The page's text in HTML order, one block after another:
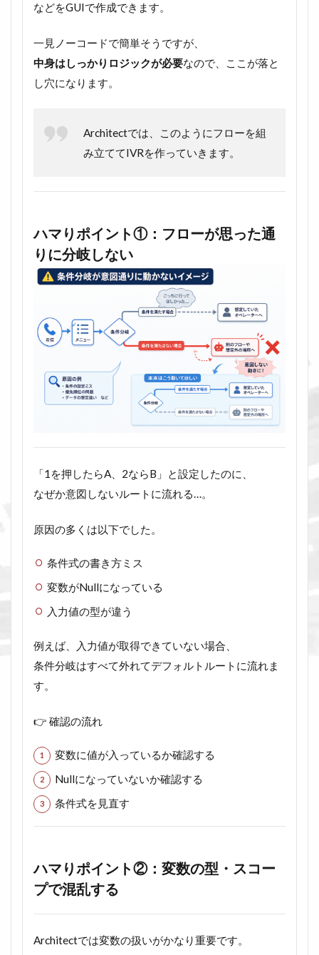
などをGUIで作成できます。
一見ノーコードで簡単そうですが、
中身はしっかりロジックが必要なので、ここが落と
し穴になります。
Architectでは、このようにフローを組
み立ててIVRを作っていきます。
ハマりポイント①：フローが思った通
りに分岐しない
「1を押したらA、2ならB」と設定したのに、
なぜか意図しないルートに流れる…。
原因の多くは以下でした。
条件式の書き方ミス
変数がNullになっている
入力値の型が違う
例えば、入力値が取得できていない場合、
条件分岐はすべて外れてデフォルトルートに流れま
す。
👉 確認の流れ
変数に値が入っているか確認する
Nullになっていないか確認する
条件式を見直す
ハマりポイント②：変数の型・スコー
プで混乱する
Architectでは変数の扱いがかなり重要です。